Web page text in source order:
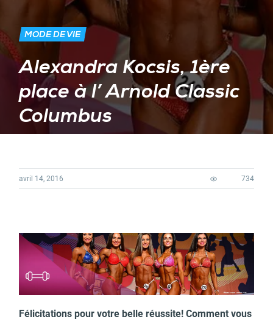
MODE DE VIE
Alexandra Kocsis, 1ère
place à l’ Arnold Classic
Columbus
avril 14, 2016 734
Félicitations pour votre belle réussite! Comment vous